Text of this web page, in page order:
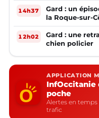
14h37
Gard : un
la Roque-sur-
12h02
Gard : une
chien policier
APPLICATION
InfOccitanie
poche
Alertes en temps
trafic